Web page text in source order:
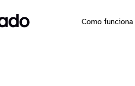
Como funciona